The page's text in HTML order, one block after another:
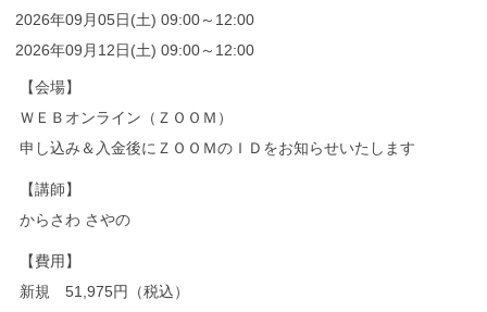
2026年09月05日(土) 09:00～12:00
2026年09月12日(土) 09:00～12:00
【会場】
ＷＥＢオンライン（ＺＯＯＭ）
申し込み＆入金後にＺＯＯＭのＩＤをお知らせいたします
【講師】
からさわ さやの
【費用】
新規 51,975円（税込）